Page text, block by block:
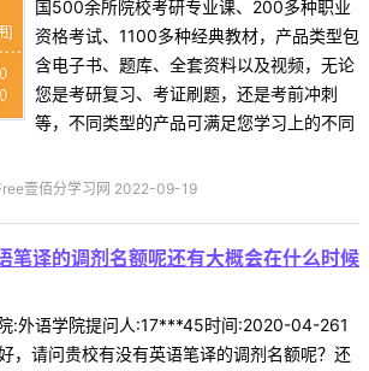
国500余所院校考研专业课、200多种职业
资格考试、1100多种经典教材，产品类型包
含电子书、题库、全套资料以及视频，无论
您是考研复习、考证刷题，还是考前冲刺
等，不同类型的产品可满足您学习上的不同
壹佰分学习网 2022-09-19
笔译的调剂名额呢还有大概会在什么时候
:外语学院提问人:17***45时间:2020-04-261
，请问贵校有没有英语笔译的调剂名额呢？还